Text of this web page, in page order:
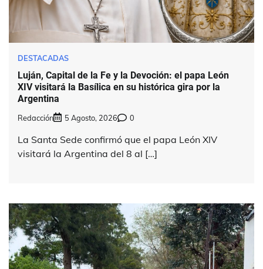
DESTACADAS
Luján, Capital de la Fe y la Devoción: el papa León
XIV visitará la Basílica en su histórica gira por la
Argentina
Redacción 5 Agosto, 2026 0
La Santa Sede confirmó que el papa León XIV
visitará la Argentina del 8 al […]